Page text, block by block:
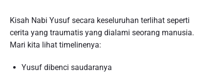
Kisah Nabi Yusuf secara keseluruhan terlihat seperti
cerita yang traumatis yang dialami seorang manusia.
Mari kita lihat timelinenya:
Yusuf dibenci saudaranya